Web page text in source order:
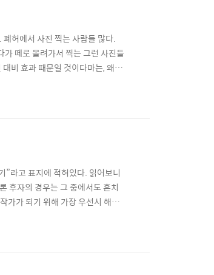
허에서 사진 찍는 사람들 많다.
떼로 몰려가서 찍는 그런 사진들
비 효과 때문일 것이다마는, 왜 찍
만들어 가는 것은 쉬운 것이 아니
”라고 표지에 적혀있다. 읽어보니
후자의 경우는 그 중에서도 흔치
가 되기 위해 가장 우선시 해야
갯소리로 사진가는 ‘등처가’라